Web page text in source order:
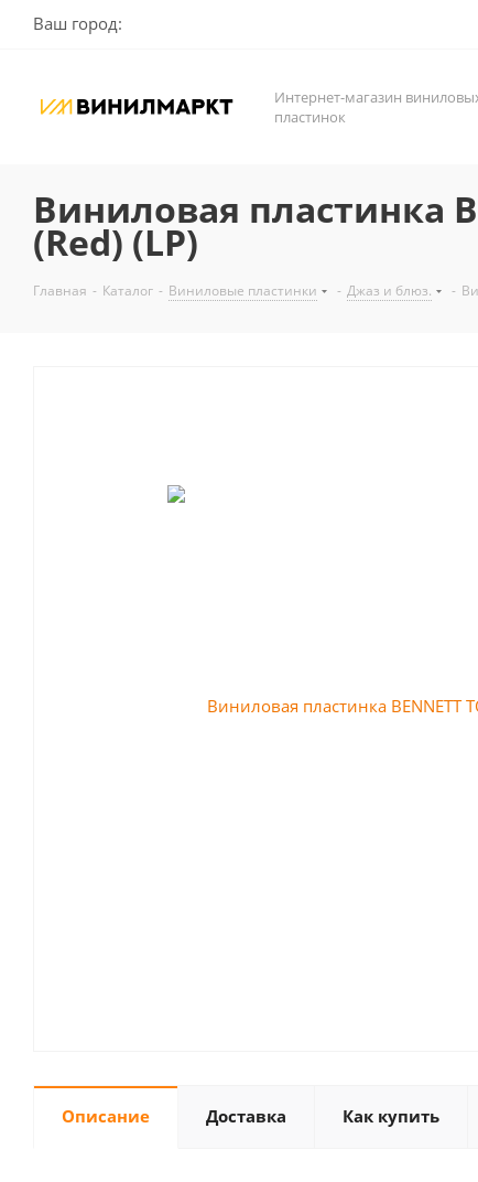
Ваш город:
Интернет-магазин
пластинок
Виниловая пластинка
(Red) (LP)
Главная - Каталог - Виниловые пластинки - Джаз и блюз. -
Описание Доставка Как купить